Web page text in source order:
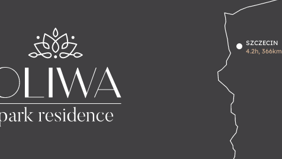
SZCZECIN
4.2h, 366km